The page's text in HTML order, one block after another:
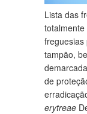
Lista das
freguesias
tampão,
de
erytreae